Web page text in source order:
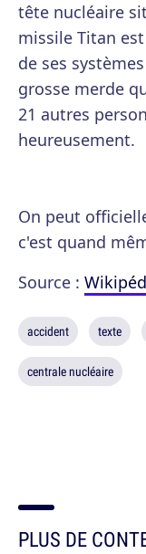
tête nucléaire
missile Titan
de ses
grosse merde
21 autres
heureusement.
On peut
c'est quand
Source :
accident texte
centrale nucléaire
PLUS DE